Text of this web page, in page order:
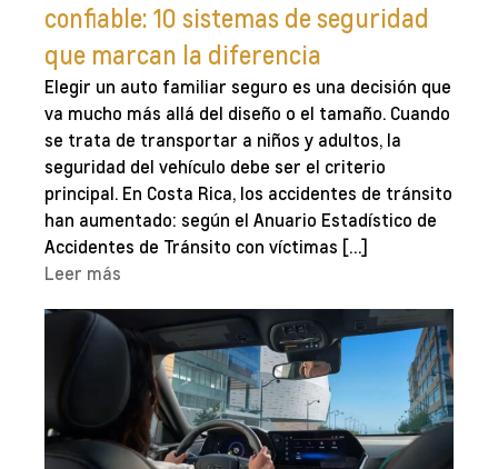
confiable: 10 sistemas de seguridad
que marcan la diferencia
Elegir un auto familiar seguro es una decisión que
va mucho más allá del diseño o el tamaño. Cuando
se trata de transportar a niños y adultos, la
seguridad del vehículo debe ser el criterio
principal. En Costa Rica, los accidentes de tránsito
han aumentado: según el Anuario Estadístico de
Accidentes de Tránsito con víctimas […]
Leer más